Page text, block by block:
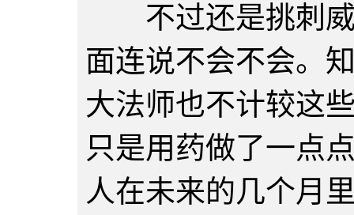
不过还是挑刺威
面连说不会不会。
大法师也不计较这
只是用药做了一点
人在未来的几个月